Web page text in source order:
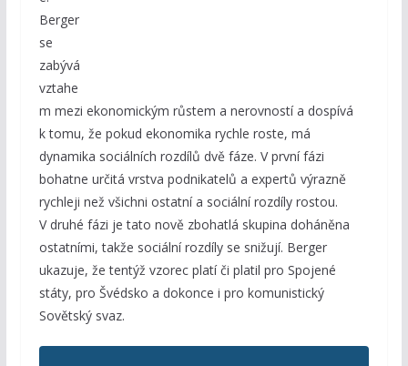
Berger
se
zabývá
vztahe
m mezi ekonomickým růstem a nerovností a dospívá
k tomu, že pokud ekonomika rychle roste, má
dynamika sociálních rozdílů dvě fáze. V první fázi
bohatne určitá vrstva podnikatelů a expertů výrazně
rychleji než všichni ostatní a sociální rozdíly rostou.
V druhé fázi je tato nově zbohatlá skupina doháněna
ostatními, takže sociální rozdíly se snižují. Berger
ukazuje, že tentýž vzorec platí či platil pro Spojené
státy, pro Švédsko a dokonce i pro komunistický
Sovětský svaz.